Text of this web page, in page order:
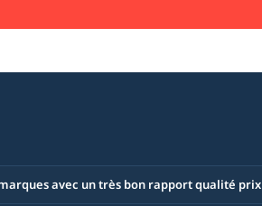
avec un très bon rapport qualité prix